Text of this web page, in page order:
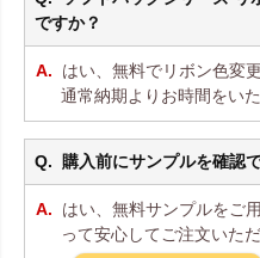
ですか？
はい、無料でリボン色変
通常納期よりお時間をい
購入前にサンプルを確認
はい、無料サンプルをご
って安心してご注文いただ